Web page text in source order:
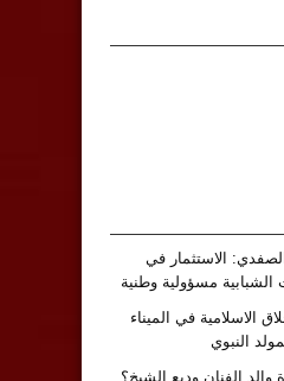
الاستثمار في
الشبابية مسؤولية وطنية
الاسلامية في الميناء
النبوي
الفنان وديع الشيخ؟